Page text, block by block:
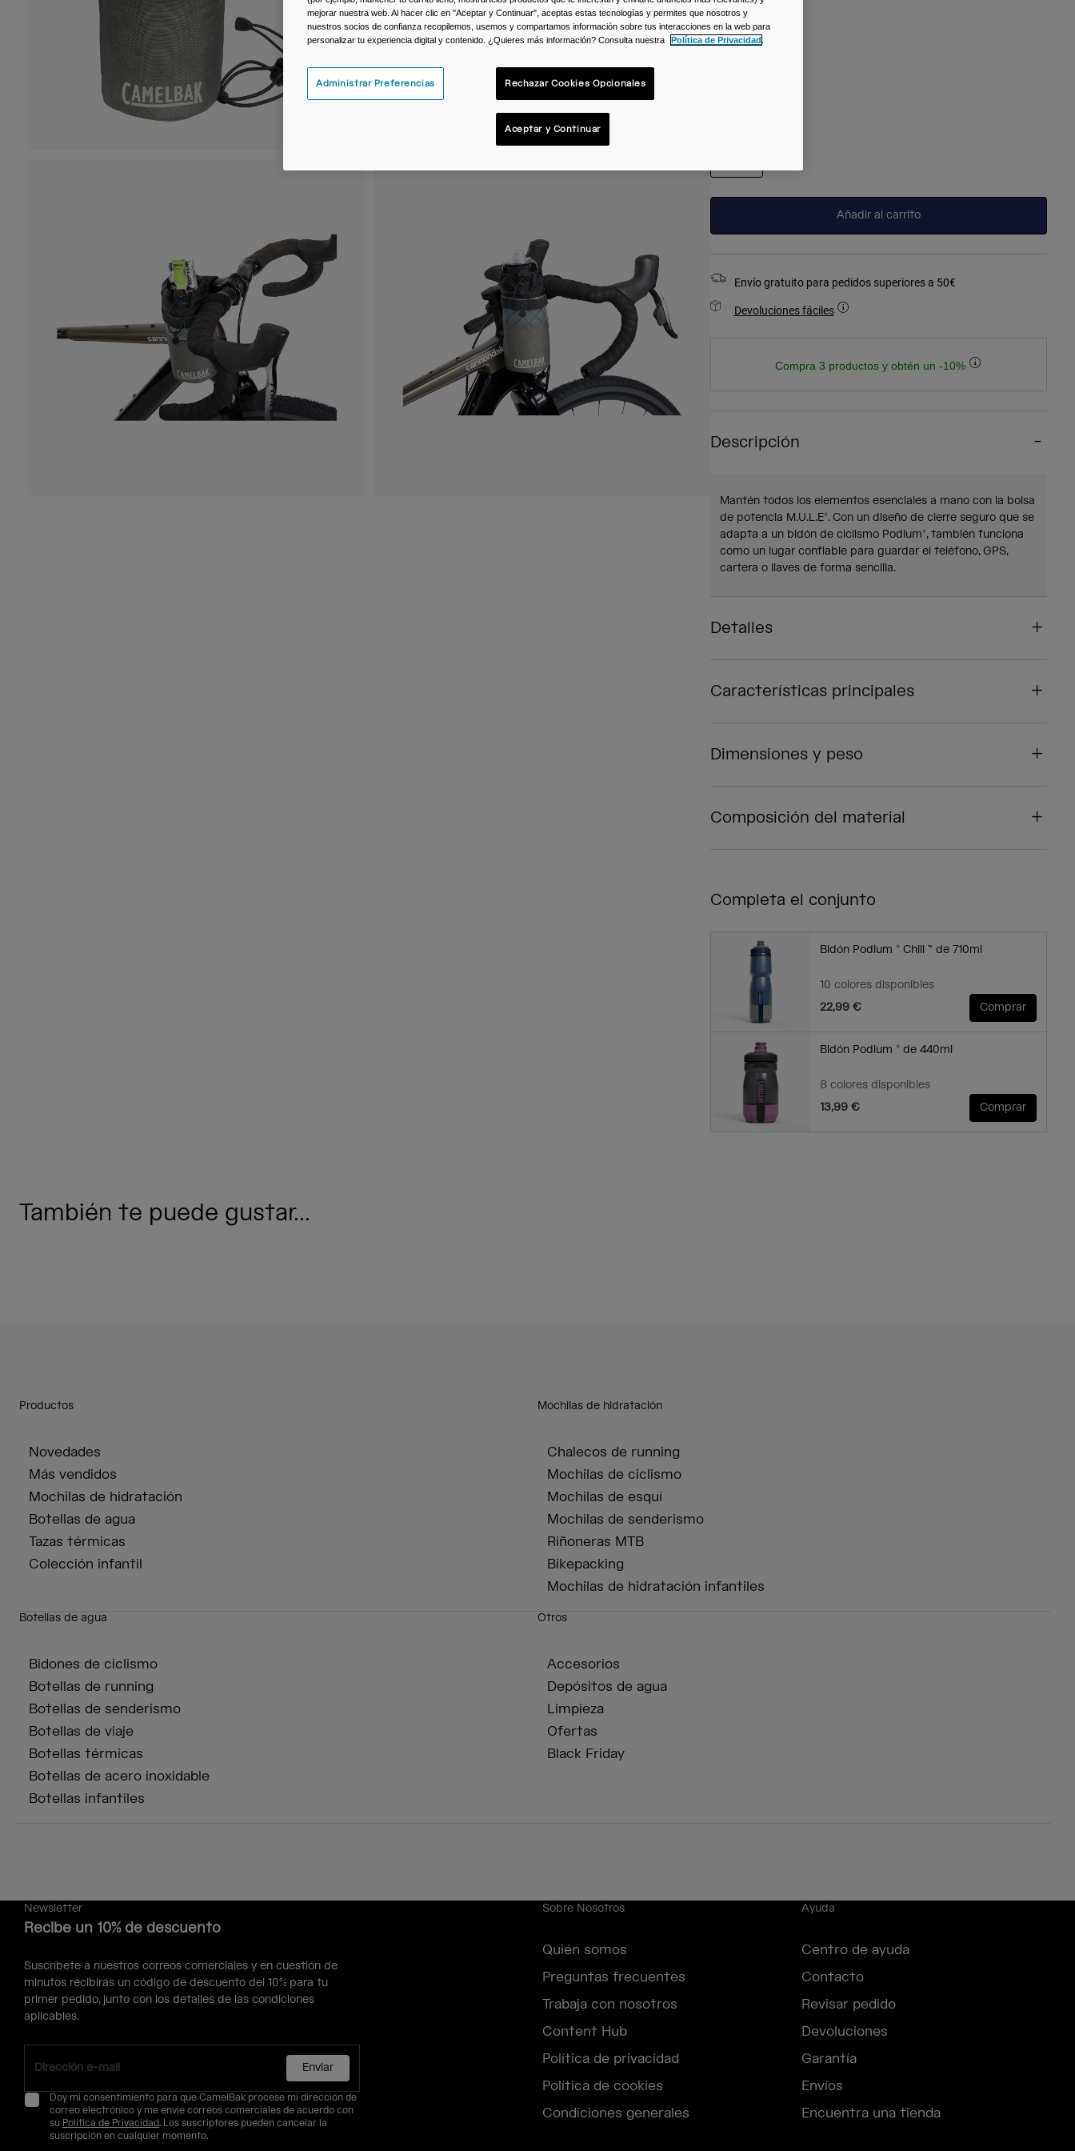
Añadir al carrito
Envío gratuito para pedidos superiores a 50€
Devoluciones fáciles
Compra 3 productos y obtén un -10%
Descripción
Mantén todos los elementos esenciales a mano con la bolsa
de potencia M.U.L.E®. Con un diseño de cierre seguro que se
adapta a un bidón de ciclismo Podium®, también funciona
como un lugar confiable para guardar el teléfono, GPS,
cartera o llaves de forma sencilla.
Detalles
Características principales
Dimensiones y peso
Composición del material
Completa el conjunto
Bidón Podium ® Chill ™ de 710ml
10 colores disponibles
22,99 €
Comprar
Bidón Podium ® de 440ml
8 colores disponibles
13,99 €
Comprar
También te puede gustar...
Productos
Novedades
Más vendidos
Mochilas de hidratación
Botellas de agua
Tazas térmicas
Colección infantil
Mochilas de hidratación
Chalecos de running
Mochilas de ciclismo
Mochilas de esquí
Mochilas de senderismo
Riñoneras MTB
Bikepacking
Mochilas de hidratación infantiles
Botellas de agua
Bidones de ciclismo
Botellas de running
Botellas de senderismo
Botellas de viaje
Botellas térmicas
Botellas de acero inoxidable
Botellas infantiles
Otros
Accesorios
Depósitos de agua
Limpieza
Ofertas
Black Friday
Newsletter
Recibe un 10% de descuento
Suscríbete a nuestros correos comerciales y en cuestión de
minutos recibirás un código de descuento del 10% para tu
primer pedido, junto con los detalles de las condiciones
aplicables.
Enviar
Doy mi consentimiento para que CamelBak procese mi dirección de
correo electrónico y me envíe correos comerciales de acuerdo con
su Política de Privacidad. Los suscriptores pueden cancelar la
suscripción en cualquier momento.
Sobre Nosotros
Quién somos
Preguntas frecuentes
Trabaja con nosotros
Content Hub
Política de privacidad
Política de cookies
Condiciones generales
Ayuda
Centro de ayuda
Contacto
Revisar pedido
Devoluciones
Garantía
Envíos
Encuentra una tienda
mejorar nuestra web. Al hacer clic en "Aceptar y Continuar", aceptas estas tecnologías y permites que nosotros y
nuestros socios de confianza recopilemos, usemos y compartamos información sobre tus interacciones en la web para
personalizar tu experiencia digital y contenido. ¿Quieres más información? Consulta nuestra
Política de Privacidad
Administrar Preferencias Rechazar Cookies Opcionales
Aceptar y Continuar